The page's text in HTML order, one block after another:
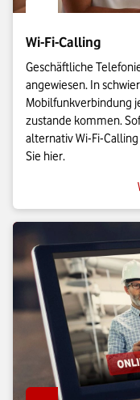
Wi-Fi-Calling
Geschäftliche
angewiesen. In
Mobilfunkverbindung
zustande kommen.
alternativ Wi-Fi-
Sie hier.